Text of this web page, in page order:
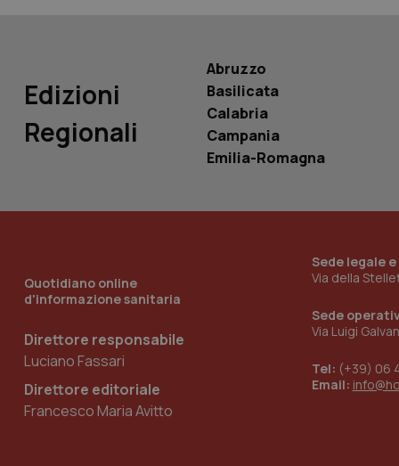
Edizioni
Regionali
Abruzzo
Basilicata
Calabria
Campania
Emilia-Romagna
Quotidiano online
d'informazione sanitaria
Direttore responsabile
Luciano Fassari
Direttore editoriale
Francesco Maria Avitto
Sede legale
Via della
Sede
Via Luigi
Tel: (+39) 06
Email:
YSC
ROLLOUT_TOKEN
ironfish-tracking-
named-enable